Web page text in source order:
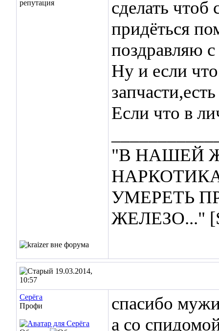
сделать чтоб
придёться
поздравляю
Ну и если что
Если что в
"В НАШЕЙ
УМЕРЕТЬ
ЖЕЛЕЗО..."
19.03.2014,
10:57
Cepёгa
Профи
спасибо
а со